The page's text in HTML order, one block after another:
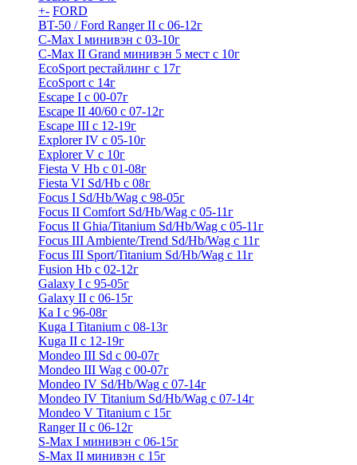
+- FORD
BT-50 / Ford Ranger II с 06-12г
C-Max I минивэн с 03-10г
C-Max II Grand минивэн 5 мест с 10г
EcoSport рестайлинг с 17г
EcoSport с 14г
Escape I с 00-07г
Escape II 40/60 с 07-12г
Escape III с 12-19г
Explorer IV c 05-10г
Explorer V c 10г
Fiesta V Hb с 01-08г
Fiesta VI Sd/Hb с 08г
Focus I Sd/Hb/Wag с 98-05г
Focus II Comfort Sd/Hb/Wag с 05-11г
Focus II Ghia/Titanium Sd/Hb/Wag с 05-11г
Focus III Ambiente/Trend Sd/Hb/Wag с 11г
Focus III Sport/Titanium Sd/Hb/Wag с 11г
Fusion Hb с 02-12г
Galaxy I с 95-05г
Galaxy II c 06-15г
Ka I с 96-08г
Kuga I Titanium с 08-13г
Kuga II c 12-19г
Mondeo III Sd с 00-07г
Mondeo III Wag с 00-07г
Mondeo IV Sd/Hb/Wag с 07-14г
Mondeo IV Titanium Sd/Hb/Wag с 07-14г
Mondeo V Titanium с 15г
Ranger II с 06-12г
S-Max I минивэн с 06-15г
S-Max II минивэн с 15г